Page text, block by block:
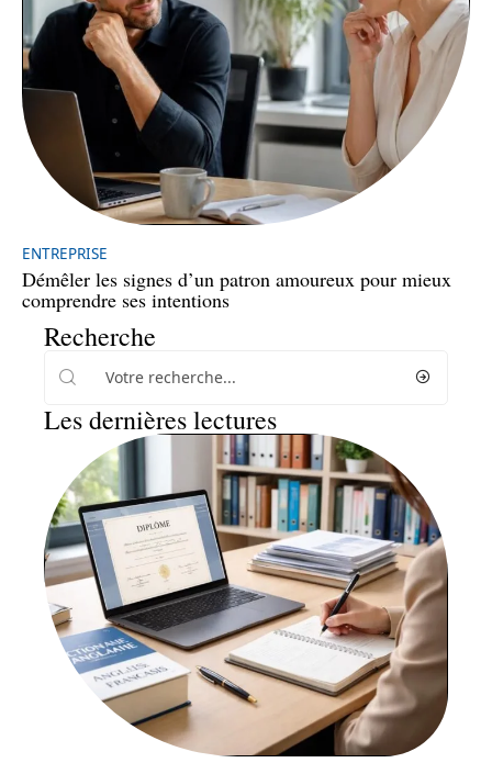
ENTREPRISE
Démêler les signes d’un patron amoureux pour mieux
comprendre ses intentions
Recherche
Les dernières lectures